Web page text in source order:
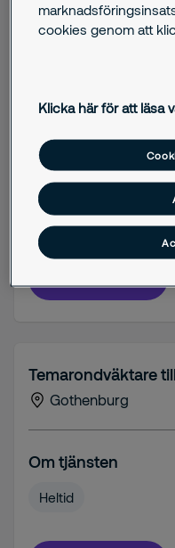
Stockholm
Om tjänsten
Heltid
Temarondväktare
Gothenburg
Om tjänsten
Heltid
cookies genom att
Klicka här för att läsa